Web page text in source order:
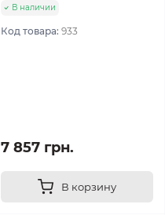
В наличии
Код товара: 933
7 857 грн.
В корзину